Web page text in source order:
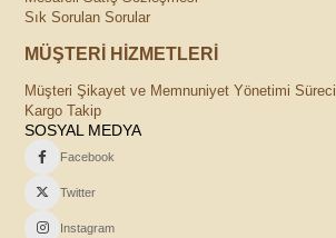
Sık Sorulan Sorular
MÜŞTERİ HİZMETLERİ
Müşteri Şikayet ve Memnuniyet Yönetimi Süreci
Kargo Takip
SOSYAL MEDYA
Facebook
Twitter
Instagram